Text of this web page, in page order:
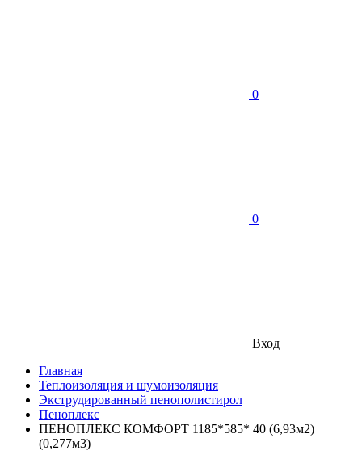
0
0
Вход
Главная
Теплоизоляция и шумоизоляция
Экструдированный пенополистирол
Пеноплекс
ПЕНОПЛЕКС КОМФОРТ 1185*585* 40 (6,93м2)
(0,277м3)